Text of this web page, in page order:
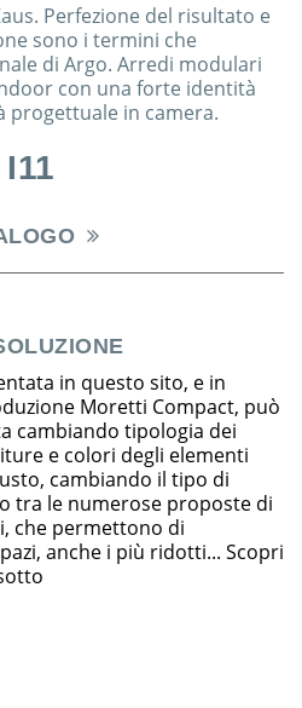
Perfezione del risultato e
sono i termini che
di Argo. Arredi modulari
con una forte identità
progettuale in camera.
I11
in questo sito, e in
Moretti Compact, può
cambiando tipologia dei
e colori degli elementi
cambiando il tipo di
tra le numerose proposte di
che permettono di
anche i più ridotti... Scopri